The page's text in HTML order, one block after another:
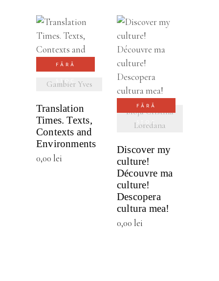
FĂRĂ
STOC
Gambier Yves
DETALII
Translation
Times. Texts,
Contexts and
Environments
0,00 lei
FĂRĂ
STOC
Bloju Cristina
Loredana
VEZI
DETALII
Discover my
culture!
Découvre ma
culture!
Descopera
cultura mea!
0,00 lei